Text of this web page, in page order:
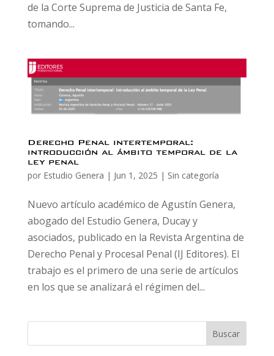
de la Corte Suprema de Justicia de Santa Fe,
tomando...
Derecho Penal intertemporal:
introducción al ámbito temporal de la
ley penal
por Estudio Genera | Jun 1, 2025 | Sin categoría
Nuevo artículo académico de Agustín Genera,
abogado del Estudio Genera, Ducay y
asociados, publicado en la Revista Argentina de
Derecho Penal y Procesal Penal (IJ Editores). El
trabajo es el primero de una serie de artículos
en los que se analizará el régimen del...